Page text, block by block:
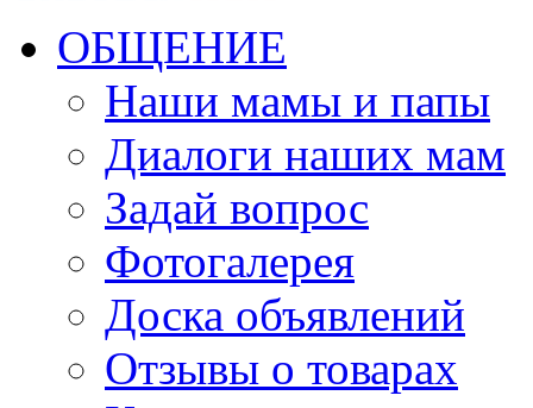
ОБЩЕНИЕ
Наши мамы и папы
Диалоги наших мам
Задай вопрос
Фотогалерея
Доска объявлений
Отзывы о товарах